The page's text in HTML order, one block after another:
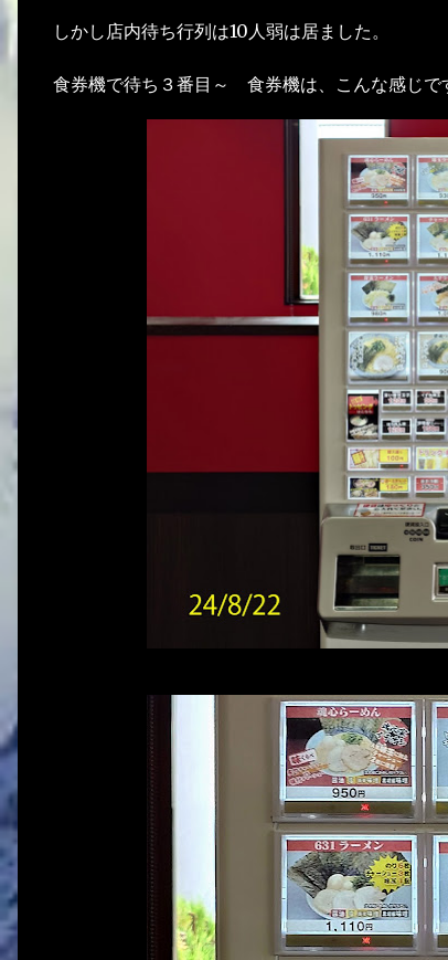
しかし店内待ち行列は10人弱は居ました。
食券機で待ち３番目～ 食券機は、こんな感じで